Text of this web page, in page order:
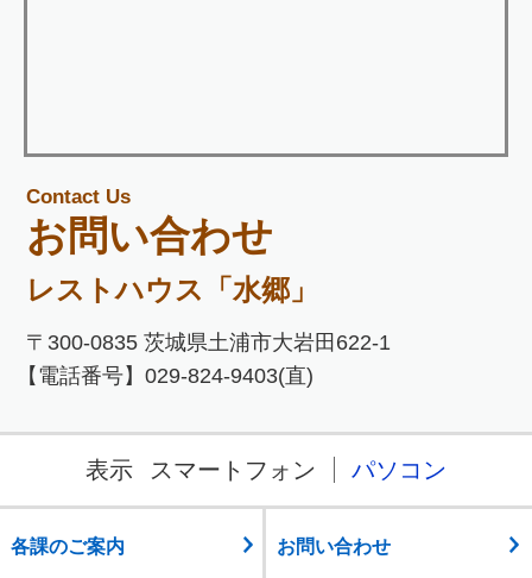
Contact Us
お問い合わせ
レストハウス「水郷」
〒300-0835 茨城県土浦市大岩田622-1
【電話番号】029-824-9403(直)
表示 スマートフォン パソコン
各課のご案内 お問い合わせ